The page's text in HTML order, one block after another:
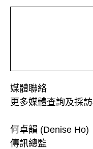
媒體聯絡
更多媒體查詢及採
何卓韻 (Denise Ho)
傳訊總監